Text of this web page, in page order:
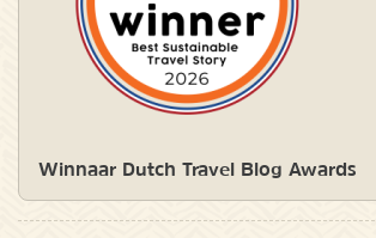
Winnaar Dutch Travel Blog Awards